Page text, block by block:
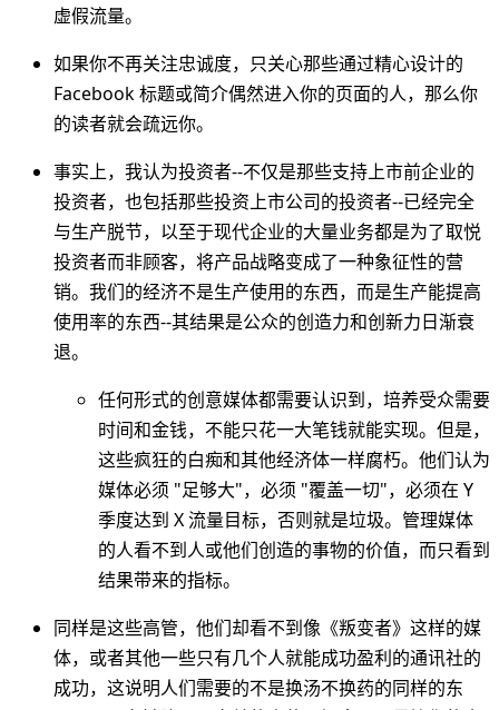
虚假流量。
如果你不再关注忠诚度，只关心那些通过精心设计的
Facebook 标题或简介偶然进入你的页面的人，那么你
的读者就会疏远你。
事实上，我认为投资者--不仅是那些支持上市前企业的
投资者，也包括那些投资上市公司的投资者--已经完全
与生产脱节，以至于现代企业的大量业务都是为了取悦
投资者而非顾客，将产品战略变成了一种象征性的营
销。我们的经济不是生产使用的东西，而是生产能提高
使用率的东西--其结果是公众的创造力和创新力日渐衰
退。
任何形式的创意媒体都需要认识到，培养受众需要
时间和金钱，不能只花一大笔钱就能实现。但是，
这些疯狂的白痴和其他经济体一样腐朽。他们认为
媒体必须 "足够大"，必须 "覆盖一切"，必须在 Y
季度达到 X 流量目标，否则就是垃圾。管理媒体
的人看不到人或他们创造的事物的价值，而只看到
结果带来的指标。
同样是这些高管，他们却看不到像《叛变者》这样的媒
体，或者其他一些只有几个人就能成功盈利的通讯社的
成功，这说明人们需要的不是换汤不换药的同样的东